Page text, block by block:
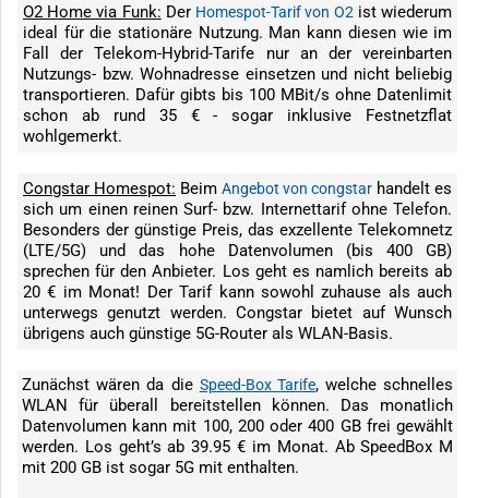
O2 Home via Funk: Der Homespot-Tarif von O2ist wiederum
ideal für die stationäre Nutzung. Man kann diesen wie im
Fall der Telekom-Hybrid-Tarife nur an der vereinbarten
Nutzungs- bzw. Wohnadresse einsetzen und nicht beliebig
transportieren. Dafür gibts bis 100 MBit/s ohne Datenlimit
schon ab rund 35 € - sogar inklusive Festnetzflat
wohlgemerkt.
Congstar Homespot: BeimAngebot von congstar handelt es
sich um einen reinen Surf- bzw. Internettarif ohne Telefon.
Besonders der günstige Preis, das exzellente Telekomnetz
(LTE/5G) und das hohe Datenvolumen (bis 400 GB)
sprechen für den Anbieter. Los geht es namlich bereits ab
20 € im Monat! Der Tarif kann sowohl zuhause als auch
unterwegs genutzt werden. Congstar bietet auf Wunsch
übrigens auch günstige 5G-Router als WLAN-Basis.
Zunächst wären da die Speed-Box Tarife, welche schnelles
WLAN für überall bereitstellen können. Das monatlich
Datenvolumen kann mit 100, 200 oder 400 GB frei gewählt
werden. Los geht’s ab 39.95 € im Monat. Ab SpeedBox M
mit 200 GB ist sogar 5G mit enthalten.